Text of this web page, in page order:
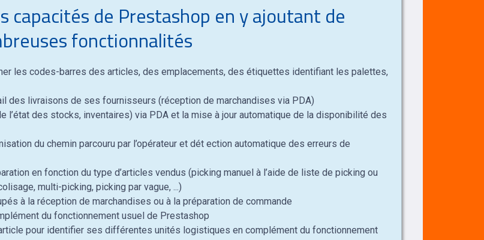
capacités de Prestashop en y ajoutant de
fonctionnalités
les codes-barres des articles, des emplacements, des étiquettes identifiant les palettes,
des livraisons de ses fournisseurs (réception de marchandises via PDA)
des stocks, inventaires) via PDA et la mise à jour automatique de la disponibilité des
du chemin parcouru par l’opérateur et dét ection automatique des erreurs de
en fonction du type d’articles vendus (picking manuel à l’aide de liste de picking ou
multi-picking, picking par vague, ...)
à la réception de marchandises ou à la préparation de commande
du fonctionnement usuel de Prestashop
pour identifier ses différentes unités logistiques en complément du fonctionnement